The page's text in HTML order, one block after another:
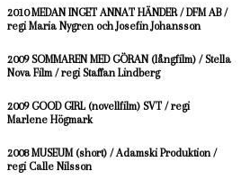
2010 MEDAN INGET ANNAT HÄNDER / DFM AB /
regi Maria Nygren och Josefin Johansson
2009 SOMMAREN MED GÖRAN (långfilm) / Stella
Nova Film / regi Staffan Lindberg
2009 GOOD GIRL (novellfilm) SVT / regi
Marlene Högmark
2008 MUSEUM (short) / Adamski Produktion /
regi Calle Nilsson